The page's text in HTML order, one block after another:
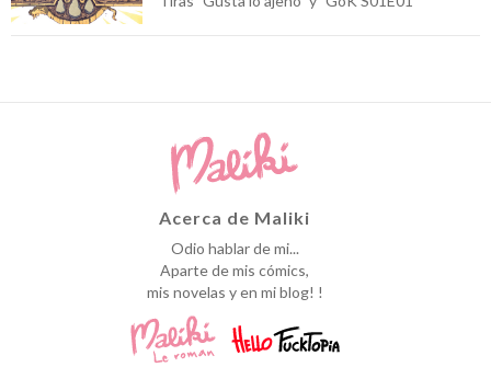
Acerca de Maliki
Odio hablar de mi...
Aparte de mis cómics,
mis novelas y en mi blog! !